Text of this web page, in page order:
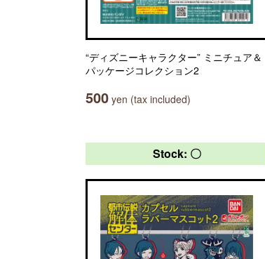
“ディズニーキャラクター” ミニチュア＆
パッケージコレクション2
500 yen (tax included)
Stock: 〇